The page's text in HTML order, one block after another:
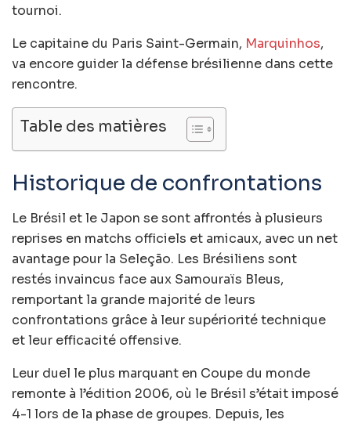
tournoi.
Le capitaine du Paris Saint-Germain, Marquinhos,
va encore guider la défense brésilienne dans cette
rencontre.
Table des matières
Historique de confrontations
Le Brésil et le Japon se sont affrontés à plusieurs
reprises en matchs officiels et amicaux, avec un net
avantage pour la Seleção. Les Brésiliens sont
restés invaincus face aux Samouraïs Bleus,
remportant la grande majorité de leurs
confrontations grâce à leur supériorité technique
et leur efficacité offensive.
Leur duel le plus marquant en Coupe du monde
remonte à l’édition 2006, où le Brésil s’était imposé
4-1 lors de la phase de groupes. Depuis, les